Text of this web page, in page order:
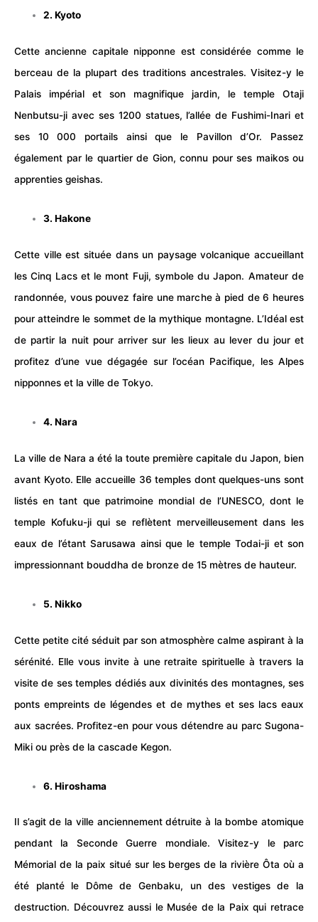
2. Kyoto
Cette ancienne capitale nipponne est considérée comme le
berceau de la plupart des traditions ancestrales. Visitez-y le
Palais impérial et son magnifique jardin, le temple Otaji
Nenbutsu-ji avec ses 1200 statues, l’allée de Fushimi-Inari et
ses 10 000 portails ainsi que le Pavillon d’Or. Passez
également par le quartier de Gion, connu pour ses maikos ou
apprenties geishas.
3. Hakone
Cette ville est située dans un paysage volcanique accueillant
les Cinq Lacs et le mont Fuji, symbole du Japon. Amateur de
randonnée, vous pouvez faire une marche à pied de 6 heures
pour atteindre le sommet de la mythique montagne. L’Idéal est
de partir la nuit pour arriver sur les lieux au lever du jour et
profitez d’une vue dégagée sur l’océan Pacifique, les Alpes
nipponnes et la ville de Tokyo.
4. Nara
La ville de Nara a été la toute première capitale du Japon, bien
avant Kyoto. Elle accueille 36 temples dont quelques-uns sont
listés en tant que patrimoine mondial de l’UNESCO, dont le
temple Kofuku-ji qui se reflètent merveilleusement dans les
eaux de l’étant Sarusawa ainsi que le temple Todai-ji et son
impressionnant bouddha de bronze de 15 mètres de hauteur.
5. Nikko
Cette petite cité séduit par son atmosphère calme aspirant à la
sérénité. Elle vous invite à une retraite spirituelle à travers la
visite de ses temples dédiés aux divinités des montagnes, ses
ponts empreints de légendes et de mythes et ses lacs eaux
aux sacrées. Profitez-en pour vous détendre au parc Sugona-
Miki ou près de la cascade Kegon.
6. Hiroshama
Il s’agit de la ville anciennement détruite à la bombe atomique
pendant la Seconde Guerre mondiale. Visitez-y le parc
Mémorial de la paix situé sur les berges de la rivière Ôta où a
été planté le Dôme de Genbaku, un des vestiges de la
destruction. Découvrez aussi le Musée de la Paix qui retrace